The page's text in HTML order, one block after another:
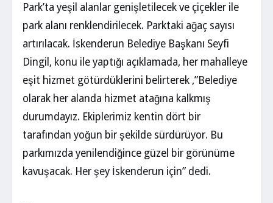
Park’ta yeşil alanlar genişletilecek ve çiçekler ile
park alanı renklendirilecek. Parktaki ağaç sayısı
artırılacak. İskenderun Belediye Başkanı Seyfi
Dingil, konu ile yaptığı açıklamada, her mahalleye
eşit hizmet götürdüklerini belirterek ,”Belediye
olarak her alanda hizmet atağına kalkmış
durumdayız. Ekiplerimiz kentin dört bir
tarafından yoğun bir şekilde sürdürüyor. Bu
parkımızda yenilendiğince güzel bir görünüme
kavuşacak. Her şey İskenderun için” dedi.